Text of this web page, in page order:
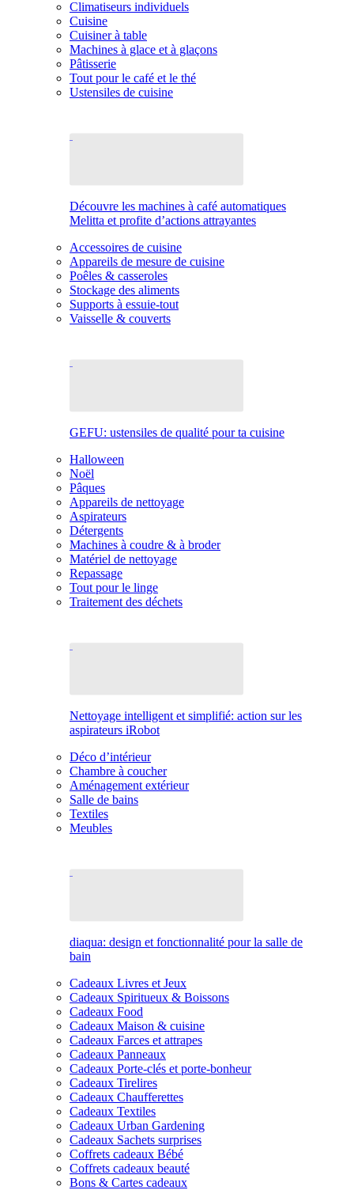
Climatiseurs individuels
Cuisine
Cuisiner à table
Machines à glace et à glaçons
Pâtisserie
Tout pour le café et le thé
Ustensiles de cuisine
Découvre les machines à café automatiques
Melitta et profite d’actions attrayantes
Accessoires de cuisine
Appareils de mesure de cuisine
Poêles & casseroles
Stockage des aliments
Supports à essuie-tout
Vaisselle & couverts
GEFU: ustensiles de qualité pour ta cuisine
Halloween
Noël
Pâques
Appareils de nettoyage
Aspirateurs
Détergents
Machines à coudre & à broder
Matériel de nettoyage
Repassage
Tout pour le linge
Traitement des déchets
Nettoyage intelligent et simplifié: action sur les
aspirateurs iRobot
Déco d’intérieur
Chambre à coucher
Aménagement extérieur
Salle de bains
Textiles
Meubles
diaqua: design et fonctionnalité pour la salle de
bain
Cadeaux Livres et Jeux
Cadeaux Spiritueux & Boissons
Cadeaux Food
Cadeaux Maison & cuisine
Cadeaux Farces et attrapes
Cadeaux Panneaux
Cadeaux Porte-clés et porte-bonheur
Cadeaux Tirelires
Cadeaux Chaufferettes
Cadeaux Textiles
Cadeaux Urban Gardening
Cadeaux Sachets surprises
Coffrets cadeaux Bébé
Coffrets cadeaux beauté
Bons & Cartes cadeaux